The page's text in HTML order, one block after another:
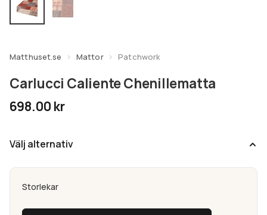
Matthuset.se Mattor Patchwork
Carlucci Caliente Chenillematta
698.00 kr
Välj alternativ
Storlekar